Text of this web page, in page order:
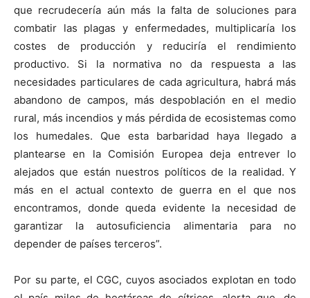
que recrudecería aún más la falta de soluciones para
combatir las plagas y enfermedades, multiplicaría los
costes de producción y reduciría el rendimiento
productivo. Si la normativa no da respuesta a las
necesidades particulares de cada agricultura, habrá más
abandono de campos, más despoblación en el medio
rural, más incendios y más pérdida de ecosistemas como
los humedales. Que esta barbaridad haya llegado a
plantearse en la Comisión Europea deja entrever lo
alejados que están nuestros políticos de la realidad. Y
más en el actual contexto de guerra en el que nos
encontramos, donde queda evidente la necesidad de
garantizar la autosuficiencia alimentaria para no
depender de países terceros”.
Por su parte, el CGC, cuyos asociados explotan en todo